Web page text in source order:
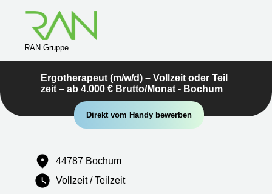
RAN Gruppe
Ergotherapeut (m/w/d) – Vollzeit oder Teil
zeit – ab 4.000 € Brutto/Monat - Bochum
Direkt vom Handy bewerben
44787 Bochum
Vollzeit / Teilzeit